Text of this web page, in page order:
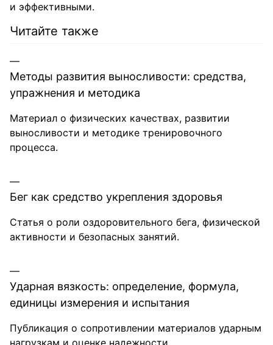
и эффективными.
Читайте также
Методы развития выносливости: средства,
упражнения и методика
Материал о физических качествах, развитии
выносливости и методике тренировочного
процесса.
Бег как средство укрепления здоровья
Статья о роли оздоровительного бега, физической
активности и безопасных занятий.
Ударная вязкость: определение, формула,
единицы измерения и испытания
Публикация о сопротивлении материалов ударным
нагрузкам и оценке надежности.